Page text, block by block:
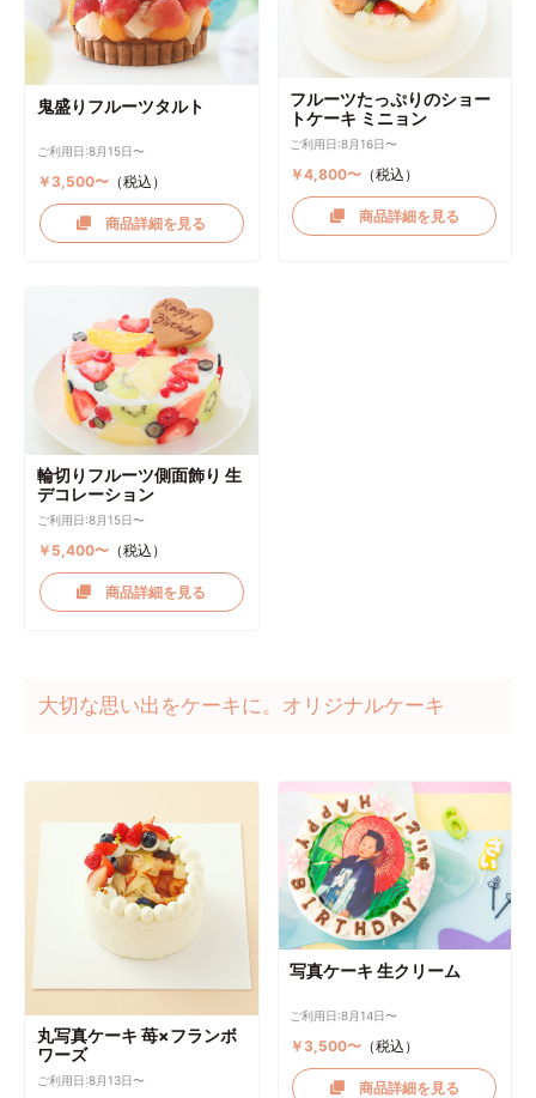
鬼盛りフルーツタルト
ご利用日:8月15日〜
￥3,500〜（税込）
商品詳細を見る
フルーツたっぷりのショー
トケーキ ミニョン
ご利用日:8月16日〜
￥4,800〜 （税込）
商品詳細を見る
輪切りフルーツ側面飾り 生
デコレーション
ご利用日:8月15日〜
￥5,400〜（税込）
商品詳細を見る
大切な思い出をケーキに。オリジナルケーキ
丸写真ケーキ 苺×フランボ
ワーズ
ご利用日:8月13日〜
写真ケーキ 生クリーム
ご利用日:8月14日〜
￥3,500〜 （税込）
商品詳細を見る